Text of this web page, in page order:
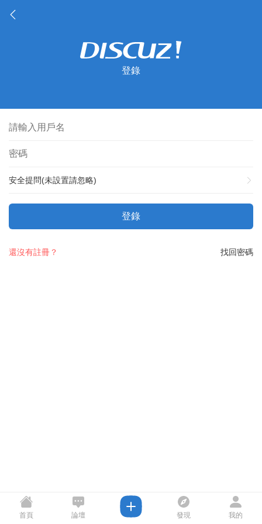
登錄
安全提問(未設置請忽略)
登錄
找回密碼
還沒有註冊？
首頁 論壇 發現 我的